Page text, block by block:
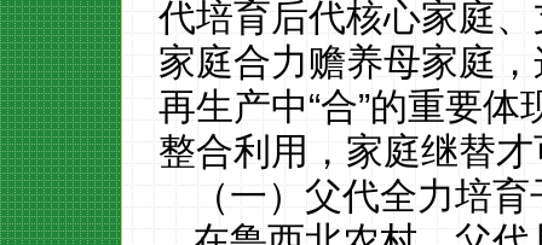
代培育后代核心家庭
家庭合力赡养母家庭
再生产中“合”的重要
整合利用，家庭继替
（一）父代全力培